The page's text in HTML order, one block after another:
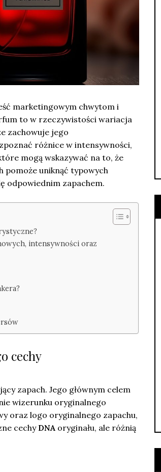
marketingowym chwytom i
to w rzeczywistości wariacja
zachowuje jego
różnice w intensywności,
mogą wskazywać na to, że
pomoże uniknąć typowych
odpowiednim zapachem.
intensywności oraz
cechy
zapach. Jego głównym celem
wizerunku oryginalnego
oraz logo oryginalnego zapachu,
cechy DNA oryginału, ale różnią